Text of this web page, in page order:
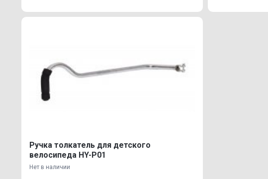
Ручка толкатель для детского
велосипеда HY-P01
Нет в наличии